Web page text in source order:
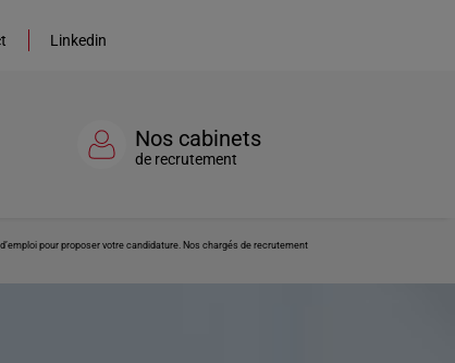
Linkedin
Nos cabinets
de recrutement
pour proposer votre candidature. Nos chargés de recrutement